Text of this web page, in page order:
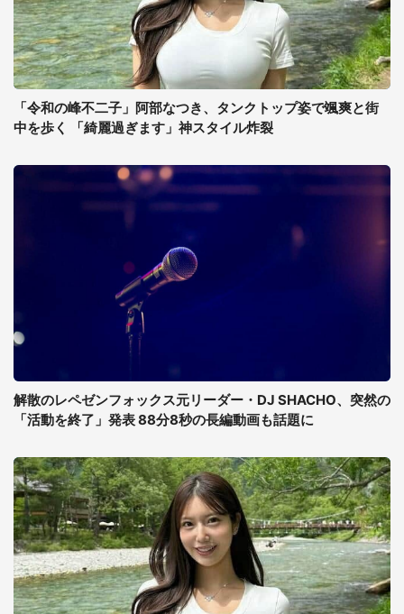
「令和の峰不二子」阿部なつき、タンクトップ姿で颯爽と街
中を歩く 「綺麗過ぎます」神スタイル炸裂
解散のレペゼンフォックス元リーダー・DJ SHACHO、突然の
「活動を終了」発表 88分8秒の長編動画も話題に